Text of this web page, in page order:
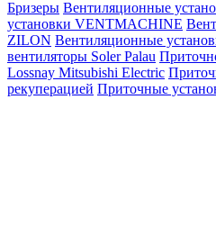
Бризеры Вентиляционные
установки VENTMACHINE
ZILON Вентиляционные
вентиляторы Soler Palau
Lossnay Mitsubishi Electric
рекуперацией Приточные